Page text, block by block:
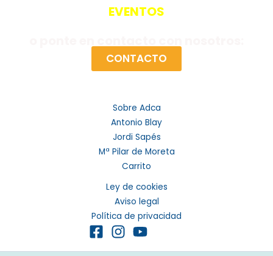
EVENTOS
CONTACTO
Sobre Adca
Antonio Blay
Jordi Sapés
Mª Pilar de Moreta
Carrito
Ley de cookies
Aviso legal
Política de privacidad